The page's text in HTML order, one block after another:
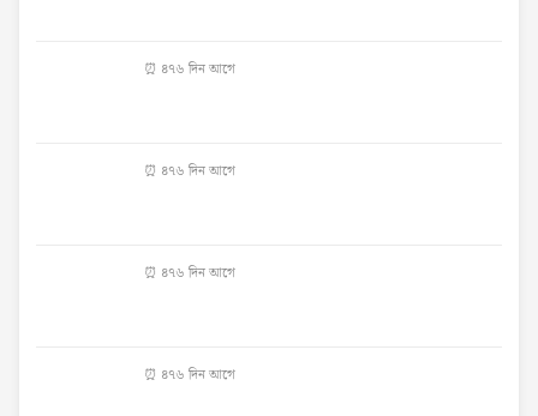
⏰ ৪৭৬ দিন আগে
⏰ ৪৭৬ দিন আগে
⏰ ৪৭৬ দিন আগে
⏰ ৪৭৬ দিন আগে